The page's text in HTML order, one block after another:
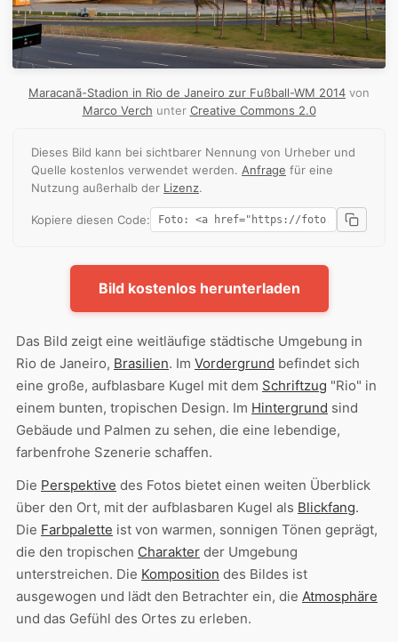
Maracanã-Stadion in Rio de Janeiro zur Fußball-WM 2014 von
Marco Verch unter Creative Commons 2.0
Dieses Bild kann bei sichtbarer Nennung von Urheber und
Quelle kostenlos verwendet werden. Anfrage für eine
Nutzung außerhalb der Lizenz.
Kopiere diesen Code:
Bild kostenlos herunterladen
Das Bild zeigt eine weitläufige städtische Umgebung in
Rio de Janeiro, Brasilien. Im Vordergrund befindet sich
eine große, aufblasbare Kugel mit dem Schriftzug "Rio" in
einem bunten, tropischen Design. Im Hintergrund sind
Gebäude und Palmen zu sehen, die eine lebendige,
farbenfrohe Szenerie schaffen.
Die Perspektive des Fotos bietet einen weiten Überblick
über den Ort, mit der aufblasbaren Kugel als Blickfang.
Die Farbpalette ist von warmen, sonnigen Tönen geprägt,
die den tropischen Charakter der Umgebung
unterstreichen. Die Komposition des Bildes ist
ausgewogen und lädt den Betrachter ein, die Atmosphäre
und das Gefühl des Ortes zu erleben.